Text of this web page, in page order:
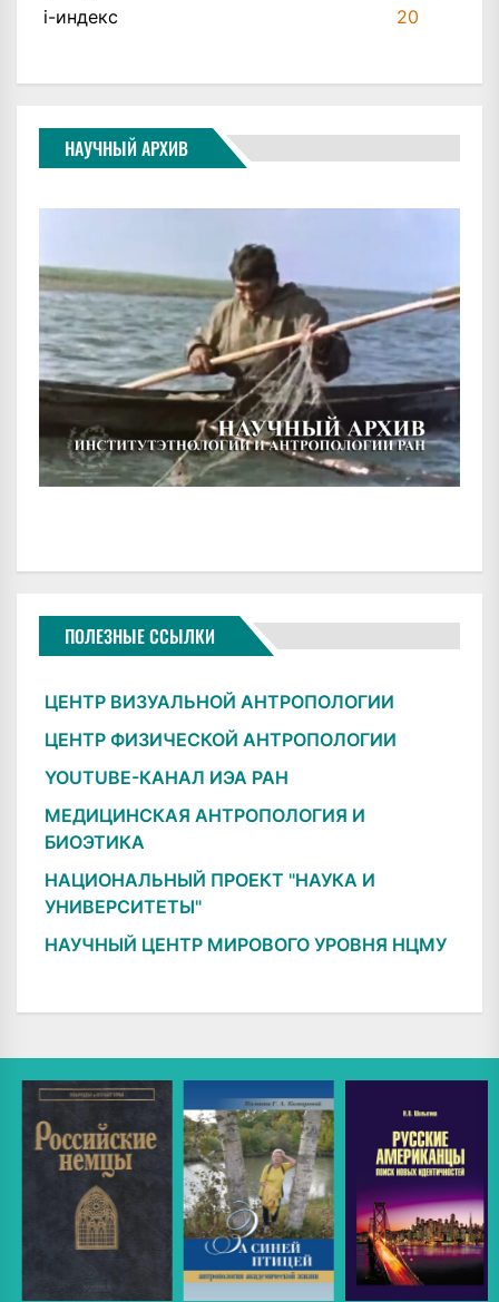
i-индекс
20
НАУЧНЫЙ АРХИВ
ПОЛЕЗНЫЕ ССЫЛКИ
ЦЕНТР ВИЗУАЛЬНОЙ АНТРОПОЛОГИИ
ЦЕНТР ФИЗИЧЕСКОЙ АНТРОПОЛОГИИ
YOUTUBE-КАНАЛ ИЭА РАН
МЕДИЦИНСКАЯ АНТРОПОЛОГИЯ И
БИОЭТИКА
НАЦИОНАЛЬНЫЙ ПРОЕКТ "НАУКА И
УНИВЕРСИТЕТЫ"
НАУЧНЫЙ ЦЕНТР МИРОВОГО УРОВНЯ НЦМУ